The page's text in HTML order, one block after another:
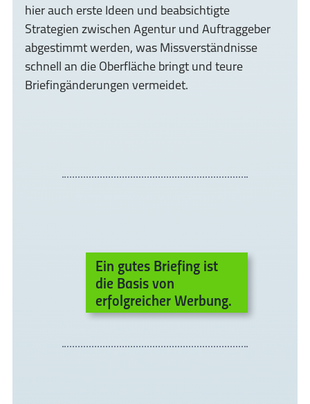
hier auch erste Ideen und beabsichtigte
Strategien zwischen Agentur und Auftraggeber
abgestimmt werden, was Missverständnisse
schnell an die Oberfläche bringt und teure
Briefingänderungen vermeidet.
Ein gutes Briefing ist
die Basis von
erfolgreicher Werbung.